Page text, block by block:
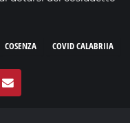
COVID CALABRIIA
COSENZA